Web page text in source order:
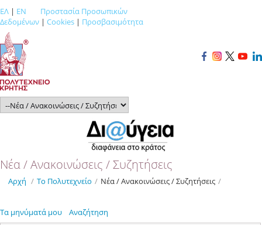
ΕΛ | EN
Προστασία Προσωπικών
Δεδομένων | Cookies | Προσβασιμότητα
Νέα / Ανακοινώσεις / Συζητήσεις
Αρχή / Το Πολυτεχνείο / Νέα / Ανακοινώσεις / Συζητήσεις /
Τα μηνύματά μου Αναζήτηση